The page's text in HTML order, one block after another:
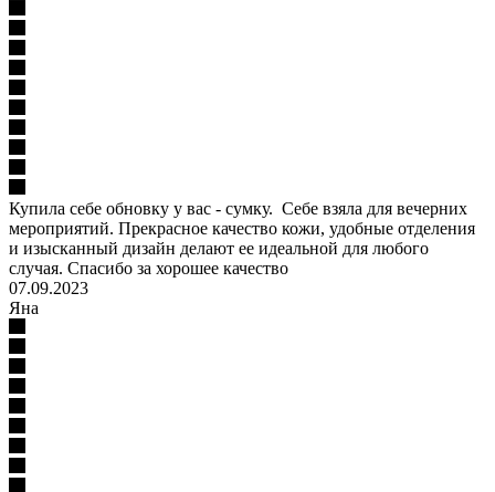
Купила себе обновку у вас - сумку. Себе взяла для вечерних
мероприятий. Прекрасное качество кожи, удобные отделения
и изысканный дизайн делают ее идеальной для любого
случая. Спасибо за хорошее качество
07.09.2023
Яна